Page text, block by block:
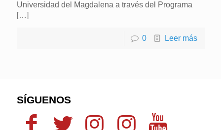
Universidad del Magdalena a través del Programa
[…]
0 Leer más
SÍGUENOS